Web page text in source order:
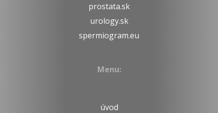
prostata.sk
urology.sk
spermiogram.eu
Menu:
úvod